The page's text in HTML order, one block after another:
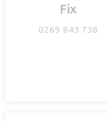
Fix
0269 843 738